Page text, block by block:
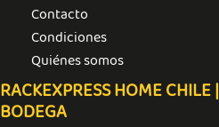
Contacto
Condiciones
Quiénes somos
RACKEXPRESS HOME
BODEGA